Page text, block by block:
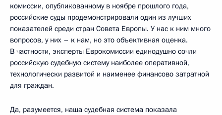
комиссии, опубликованному в ноябре прошлого года,
российские суды продемонстрировали один из лучших
показателей среди стран Совета Европы. У нас к ним много
вопросов, у них – к нам, но это объективная оценка.
В частности, эксперты Еврокомиссии единодушно сочли
российскую судебную систему наиболее оперативной,
технологически развитой и наименее финансово затратной
для граждан.
Да, разумеется, наша судебная система показала